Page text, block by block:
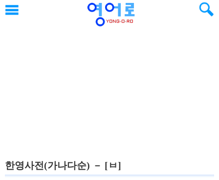
한영사전(가나다순) － [ㅂ]